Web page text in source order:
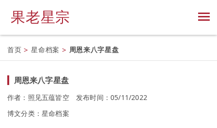
果老星宗
首页 > 星命档案 > 周恩来八字星盘
周恩来八字星盘
作者：照见五蕴皆空
发布时间：05/11/2022
博文分类： 星命档案